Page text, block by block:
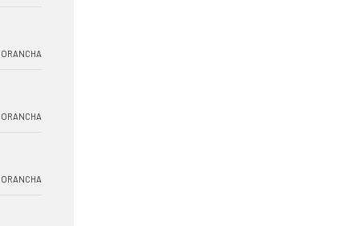
ORANCHA
ORANCHA
ORANCHA